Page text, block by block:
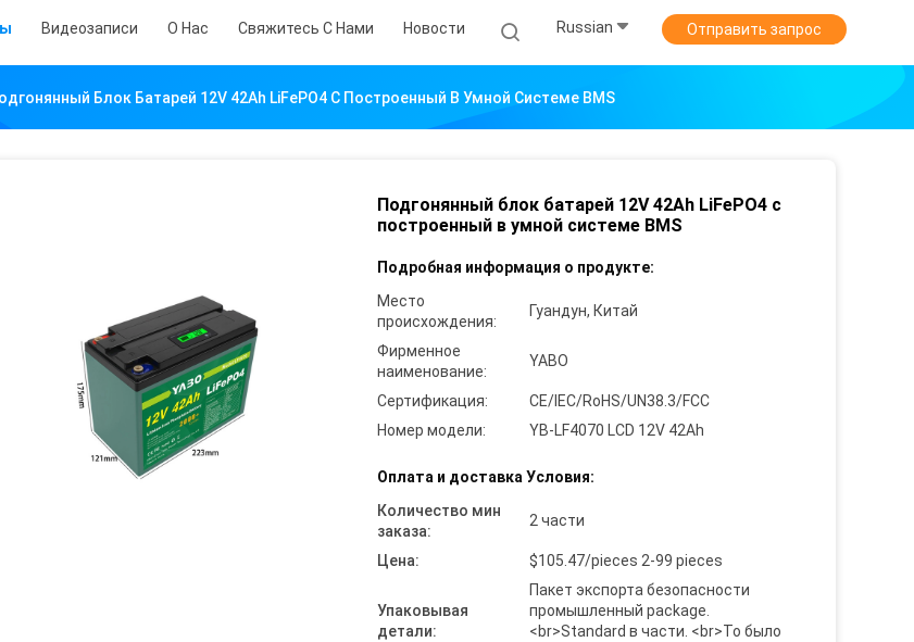
Видеозаписи О Нас Свяжитесь С Нами Новости Russian Отправить запрос
Блок Батарей 12V 42Ah LiFePO4 С Построенный В Умной Системе BMS
Подгонянный блок батарей 12V 42Ah LiFePO4 с
построенный в умной системе BMS
Подробная информация о продукте:
Место
происхождения:
Гуандун, Китай
Фирменное
наименование:
YABO
Сертификация:
CE/IEC/RoHS/UN38.3/FCC
Номер модели:
YB-LF4070 LCD 12V 42Ah
Оплата и доставка Условия:
Количество мин
заказа:
2 части
Цена: $105.47/pieces 2-99 pieces
Упаковывая
детали:
Пакет экспорта безопасности
промышленный package.
<br>Standard в части. <br>To было